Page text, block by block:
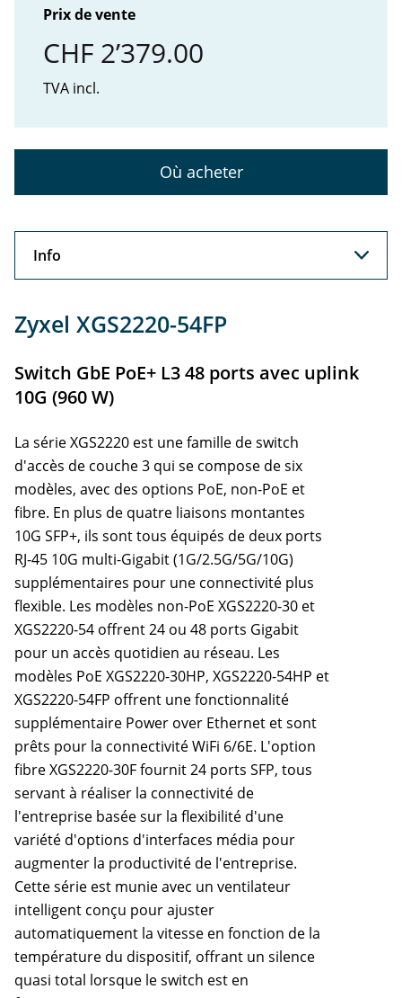
Prix de vente
CHF 2’379.00
TVA incl.
Où acheter
Info
Support
Accessoires
Zyxel XGS2220-54FP
Switch GbE PoE+ L3 48 ports avec uplink
10G (960 W)
La série XGS2220 est une famille de switch
d'accès de couche 3 qui se compose de six
modèles, avec des options PoE, non-PoE et
fibre. En plus de quatre liaisons montantes
10G SFP+, ils sont tous équipés de deux ports
RJ-45 10G multi-Gigabit (1G/2.5G/5G/10G)
supplémentaires pour une connectivité plus
flexible. Les modèles non-PoE XGS2220-30 et
XGS2220-54 offrent 24 ou 48 ports Gigabit
pour un accès quotidien au réseau. Les
modèles PoE XGS2220-30HP, XGS2220-54HP et
XGS2220-54FP offrent une fonctionnalité
supplémentaire Power over Ethernet et sont
prêts pour la connectivité WiFi 6/6E. L'option
fibre XGS2220-30F fournit 24 ports SFP, tous
servant à réaliser la connectivité de
l'entreprise basée sur la flexibilité d'une
variété d'options d'interfaces média pour
augmenter la productivité de l'entreprise.
Cette série est munie avec un ventilateur
intelligent conçu pour ajuster
automatiquement la vitesse en fonction de la
température du dispositif, offrant un silence
quasi total lorsque le switch est en